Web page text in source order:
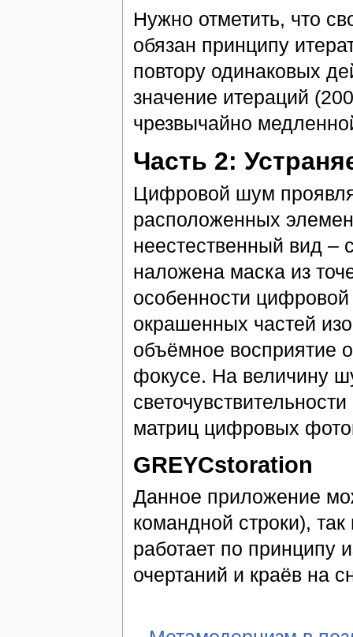
Нужно отметить, что
обязан принципу
повтору одинаковых
значение итераций
чрезвычайно
Часть 2:
Цифровой шум
расположенных
неестественный вид –
наложена маска из
особенности
окрашенных частей
объёмное восприятие
фокусе. На величину
матриц цифровых
GREYCstoration
Данное приложение
командной строки),
работает по принципу
очертаний и краёв на